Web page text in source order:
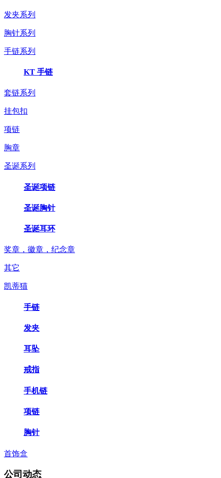
发夹系列
胸针系列
手链系列
KT 手链
套链系列
挂包扣
项链
胸章
圣诞系列
圣诞项链
圣诞胸针
圣诞耳环
奖章，徽章，纪念章
其它
凯蒂猫
手链
发夹
耳坠
戒指
手机链
项链
胸针
首饰盒
公司动态